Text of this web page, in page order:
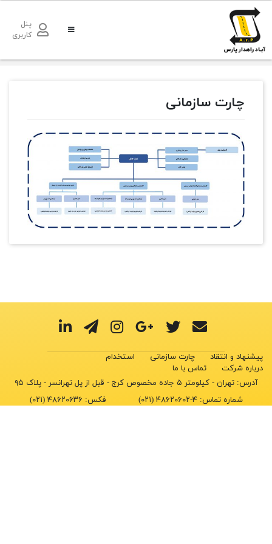
پنل
کاربری
چارت سازمانی
پیشنهاد و انتقاد چارت سازمانی
استخدام
درباره شرکت
تماس با ما
آدرس: تهران - کیلومتر ۵ جاده مخصوص کرج - قبل از پل تهرانسر - پلاک ۹۵
شماره تماس:۴-۴۸۶۲۰۶۰۲ (۰۲۱) فکس: ۴۸۶۲۰۶۳۶ (۰۲۱)